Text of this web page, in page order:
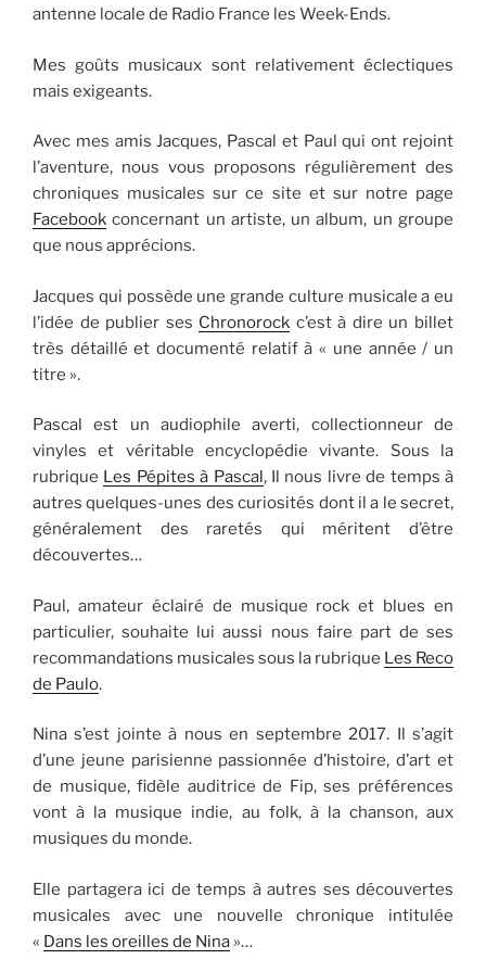
antenne locale de Radio France les Week-Ends.
Mes goûts musicaux sont relativement éclectiques
mais exigeants.
Avec mes amis Jacques, Pascal et Paul qui ont rejoint
l’aventure, nous vous proposons régulièrement des
chroniques musicales sur ce site et sur notre page
Facebook concernant un artiste, un album, un groupe
que nous apprécions.
Jacques qui possède une grande culture musicale a eu
l’idée de publier ses Chronorock c’est à dire un billet
très détaillé et documenté relatif à « une année / un
titre ».
Pascal est un audiophile averti, collectionneur de
vinyles et véritable encyclopédie vivante. Sous la
rubrique Les Pépites à Pascal, Il nous livre de temps à
autres quelques-unes des curiosités dont il a le secret,
généralement des raretés qui méritent d’être
découvertes…
Paul, amateur éclairé de musique rock et blues en
particulier, souhaite lui aussi nous faire part de ses
recommandations musicales sous la rubrique Les Reco
de Paulo.
Nina s’est jointe à nous en septembre 2017. Il s’agit
d’une jeune parisienne passionnée d’histoire, d’art et
de musique, fidèle auditrice de Fip, ses préférences
vont à la musique indie, au folk, à la chanson, aux
musiques du monde.
Elle partagera ici de temps à autres ses découvertes
musicales avec une nouvelle chronique intitulée
« Dans les oreilles de Nina »…